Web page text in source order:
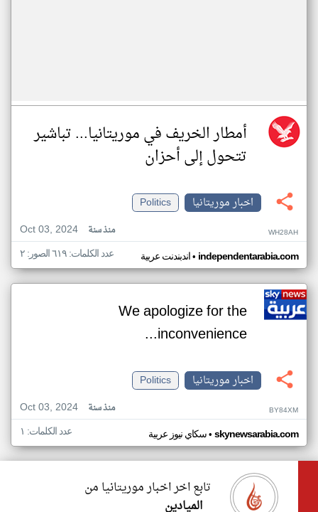
أمطار الخريف في موريتانيا... تباشير
تتحول إلى أحزان
اخبار موريتانيا
Politics
Oct 03, 2024
منذ سنة WH28AH
اندبندنت عربية• independentarabia.com عدد الكلمات: ٦١٩ الصور: ٢
We apologize for the
inconvenience...
اخبار موريتانيا
Politics
Oct 03, 2024
منذ سنة BY84XM
سكاي نيوز عربية• skynewsarabia.com عدد الكلمات: ١
تابع اخر اخبار موريتانيا من
الميادين